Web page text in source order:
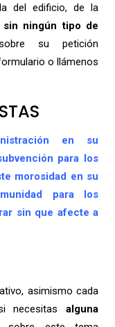
del edificio, de la
sin ningún tipo de
su petición
o llámenos
en su
para los
morosidad en su
para los
sin que afecte a
asimismo cada
necesitas alguna